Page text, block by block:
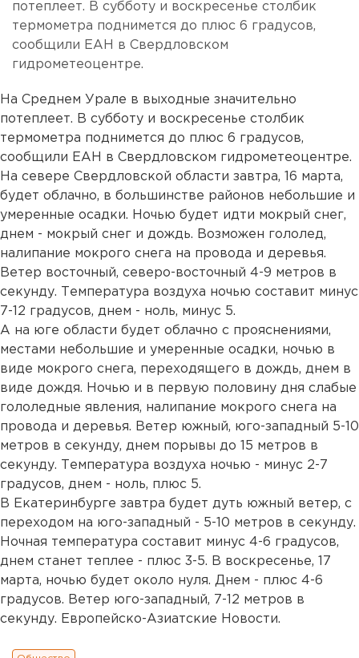
потеплеет. В субботу и воскресенье столбик
термометра поднимется до плюс 6 градусов,
сообщили ЕАН в Свердловском
гидрометеоцентре.
На Среднем Урале в выходные значительно
потеплеет. В субботу и воскресенье столбик
термометра поднимется до плюс 6 градусов,
сообщили ЕАН в Свердловском гидрометеоцентре.
На севере Свердловской области завтра, 16 марта,
будет облачно, в большинстве районов небольшие и
умеренные осадки. Ночью будет идти мокрый снег,
днем - мокрый снег и дождь. Возможен гололед,
налипание мокрого снега на провода и деревья.
Ветер восточный, северо-восточный 4-9 метров в
секунду. Температура воздуха ночью составит минус
7-12 градусов, днем - ноль, минус 5.
А на юге области будет облачно с прояснениями,
местами небольшие и умеренные осадки, ночью в
виде мокрого снега, переходящего в дождь, днем в
виде дождя. Ночью и в первую половину дня слабые
гололедные явления, налипание мокрого снега на
провода и деревья. Ветер южный, юго-западный 5-10
метров в секунду, днем порывы до 15 метров в
секунду. Температура воздуха ночью - минус 2-7
градусов, днем - ноль, плюс 5.
В Екатеринбурге завтра будет дуть южный ветер, с
переходом на юго-западный - 5-10 метров в секунду.
Ночная температура составит минус 4-6 градусов,
днем станет теплее - плюс 3-5. В воскресенье, 17
марта, ночью будет около нуля. Днем - плюс 4-6
градусов. Ветер юго-западный, 7-12 метров в
секунду. Европейско-Азиатские Новости.